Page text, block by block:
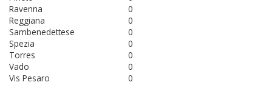
0
Ravenna
0
Reggiana
0
Sambenedettese
0
Spezia
0
Torres
0
Vado
0
Vis Pesaro